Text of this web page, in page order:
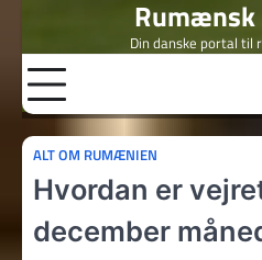
content
Rumænsk
Din danske portal til
ALT OM RUMÆNIEN
Hvordan er
december